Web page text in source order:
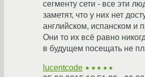
сегменту сети - все эти
заметят, что у них нет
английском, испанском и
Они то их всё равно
в будущем посещать не
lucentcode ★★★★★